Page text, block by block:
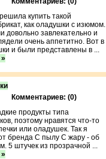
купить такой
как оладушки с изюмом.
довольно завлекательно и
очень аппетитно. Вот в
и были представлены в ...
Комментариев: (0)
продукты типа
поэтому нравятся что-то
или оладушек. Так я
бренда С пылу С жару - об
5 штучек из прозрачной ...